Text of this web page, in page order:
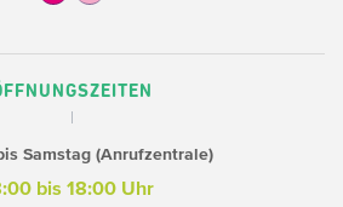
Samstag (Anrufzentrale)
bis 18:00 Uhr